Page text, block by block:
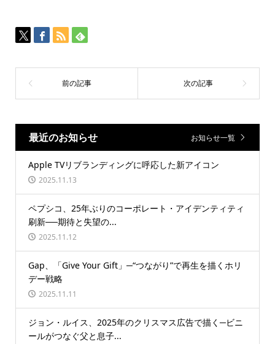
最近のお知らせ お知らせ一覧
Apple TVリブランディングに呼応した新アイコン
2025.11.13
ペプシコ、25年ぶりのコーポレート・アイデンティティ
刷新──期待と失望の...
2025.11.12
Gap、「Give Your Gift」─“つながり”で再生を描くホリ
デー戦略
2025.11.11
ジョン・ルイス、2025年のクリスマス広告で描く─ビニ
ールがつなぐ父と息子...